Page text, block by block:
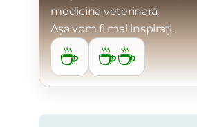
medicina veterinară.
Așa vom fi mai inspirați.
☕ ☕☕